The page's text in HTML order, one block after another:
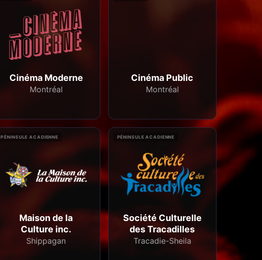
Cinéma Moderne
Montréal
Cinéma Public
Montréal
PÉNINSULE ACADIENNE
Maison de la
Culture inc.
Shippagan
PÉNINSULE ACADIENNE
Société Culturelle
des Tracadilles
Tracadie-Sheila